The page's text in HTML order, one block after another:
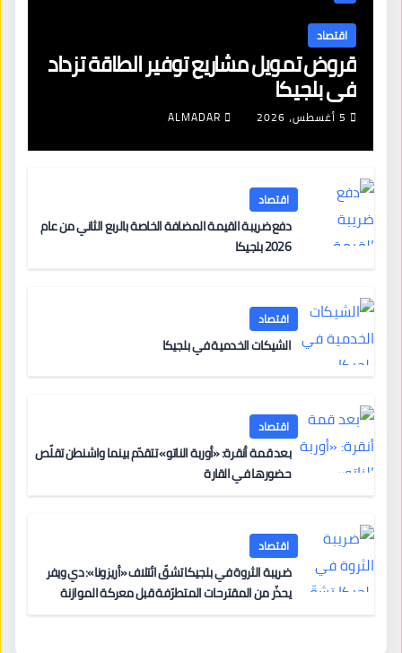
اقتصاد
قروض تمويل مشاريع توفير الطاقة تزداد
في بلجيكا
5 أغسطس، 2026 ALMADAR
اقتصاد
دفع ضريبة القيمة المضافة الخاصة بالربع الثاني من عام
2026 بلجيكا
اقتصاد
الشيكات الخدمية في بلجيكا
اقتصاد
بعد قمة أنقرة: «أوربة الناتو» تتقدّم بينما واشنطن تقلّص
حضورها في القارة
اقتصاد
ضريبة الثروة في بلجيكا تشقّ ائتلاف «أريزونا»: دي ويفر
يحذّر من المقترحات المتطرّفة قبل معركة الموازنة